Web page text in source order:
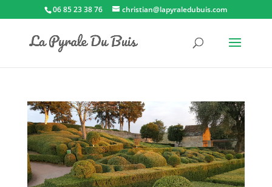
06 85 23 38 76 christian@lapyraledubuis.com